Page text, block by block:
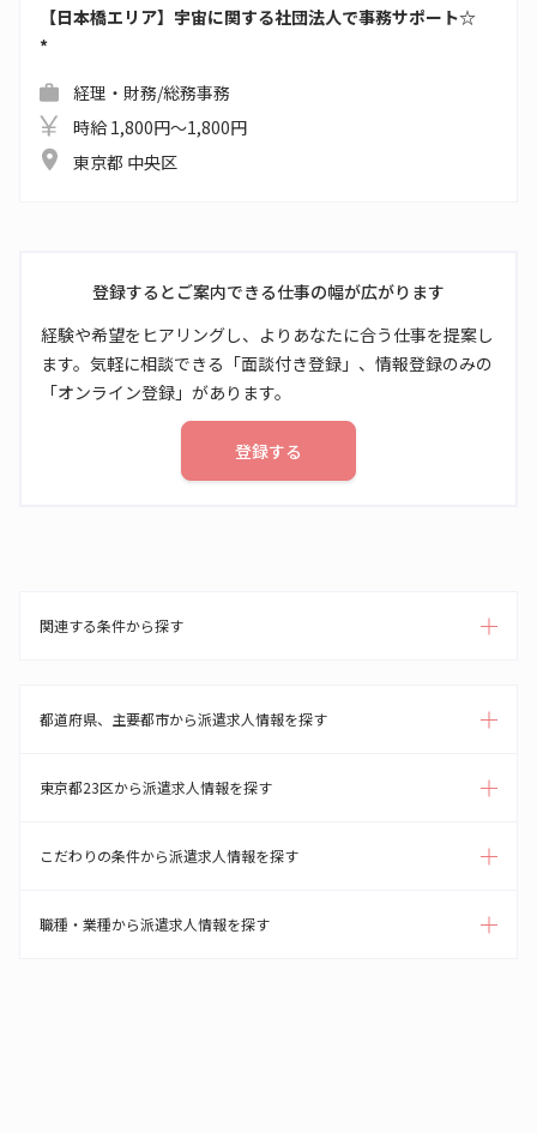
【日本橋エリア】宇宙に関する社団法人で事務サポート☆
*
経理・財務/総務事務
時給 1,800円～1,800円
東京都 中央区
登録するとご案内できる仕事の幅が広がります
経験や希望をヒアリングし、よりあなたに合う仕事を提案し
ます。気軽に相談できる「面談付き登録」、情報登録のみの
「オンライン登録」があります。
登録する
関連する条件から探す
都道府県、主要都市から派遣求人情報を探す
東京都23区から派遣求人情報を探す
こだわりの条件から派遣求人情報を探す
職種・業種から派遣求人情報を探す